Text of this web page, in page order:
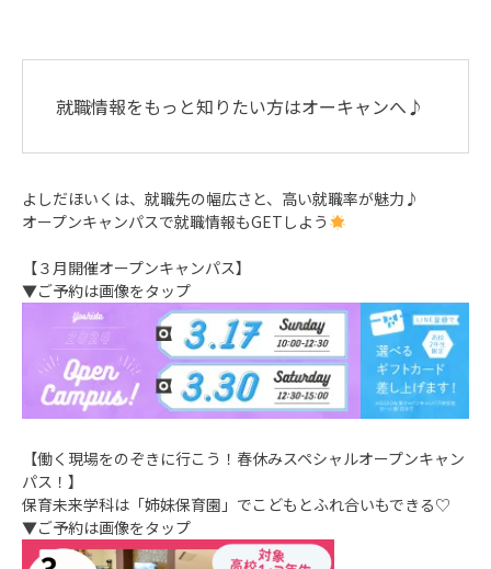
就職情報をもっと知りたい方はオーキャンへ♪
よしだほいくは、就職先の幅広さと、高い就職率が魅力♪
オープンキャンパスで就職情報もGETしよう
【３月開催オープンキャンパス】
▼ご予約は画像をタップ
【働く現場をのぞきに行こう！春休みスペシャルオープンキャン
パス！】
保育未来学科は「姉妹保育園」でこどもとふれ合いもできる♡
▼ご予約は画像をタップ